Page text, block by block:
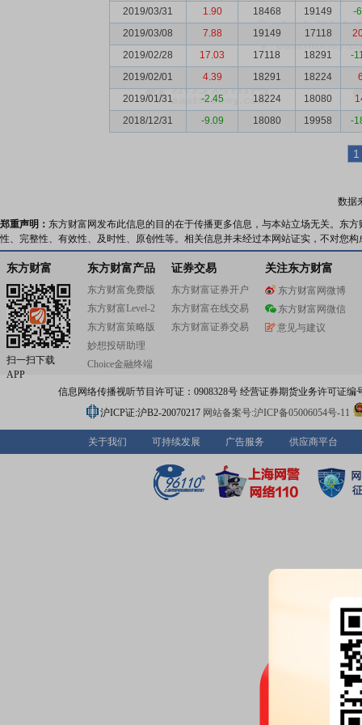
2019/03/31
1.90 18468 19149
-
2019/03/08
7.88 19149 17118
2019/02/28
17.03 17118 18291
-
2019/02/01
4.39 18291 18224
2019/01/31
-2.45 18224 18080
2018/12/31
-9.09 18080 19958 -
1
数据
郑重声明： 东方财富网发布此信息的目的在于传播更多信息，与本站立场无关。东
性、完整性、有效性、及时性、原创性等。相关信息并未经过本网站证实，不对您
东方财富
扫一扫下载
APP
东方财富产品
东方财富免费版
东方财富Level-2
东方财富策略版
妙想投研助理
Choice金融终端
证券交易
东方财富证券开户
东方财富在线交易
东方财富证券交易
关注东方财富
东方财富网微博
东方财富网微信
意见与建议
信息网络传播视听节目许可证：0908328号 经营证券期货业务许可证编
沪ICP证:沪B2-20070217 网站备案号:沪ICP备05006054号-11
关于我们 可持续发展 广告服务 供应商平台